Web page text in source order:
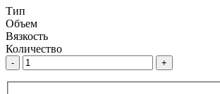
Тип
Объем
Вязкость
Количество
- +